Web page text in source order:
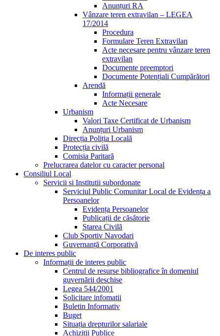
Anunțuri RA
Vânzare teren extravilan – LEGEA
17/2014
Procedura
Formulare Teren Extravilan
Acte necesare pentru vânzare teren
extravilan
Documente preemptori
Documente Potențiali Cumpărători
Arendă
Informații generale
Acte Necesare
Urbanism
Valori Taxe Certificat de Urbanism
Anunțuri Urbanism
Direcția Poliția Locală
Protecția civilă
Comisia Paritară
Prelucrarea datelor cu caracter personal
Consiliul Local
Servicii si Institutii subordonate
Serviciul Public Comunitar Local de Evidența a
Persoanelor
Evidența Persoanelor
Publicații de căsătorie
Starea Civilă
Club Sportiv Navodari
Guvernanță Corporativă
De interes public
Informații de interes public
Centrul de resurse bibliografice în domeniul
guvernării deschise
Legea 544/2001
Solicitare infomatii
Buletin Informativ
Buget
Situația drepturilor salariale
Achizitii Publice